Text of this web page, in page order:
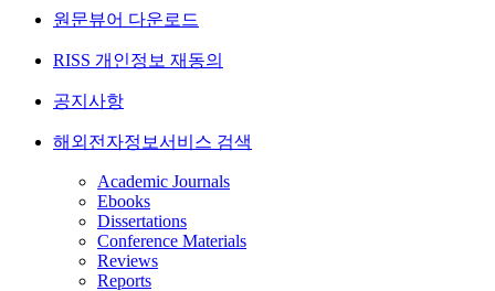
원문뷰어 다운로드
RISS 개인정보 재동의
공지사항
해외전자정보서비스 검색
Academic Journals
Ebooks
Dissertations
Conference Materials
Reviews
Reports